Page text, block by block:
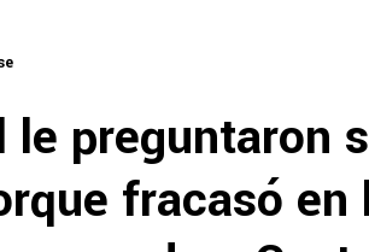
le preguntaron
fracasó en